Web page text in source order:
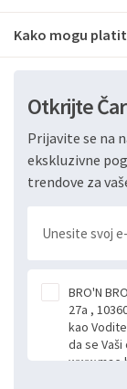
Kako mogu
Otkrijte
Prijavite se na
ekskluzivne
trendove za
BRO'N
27a ,
kao
da se